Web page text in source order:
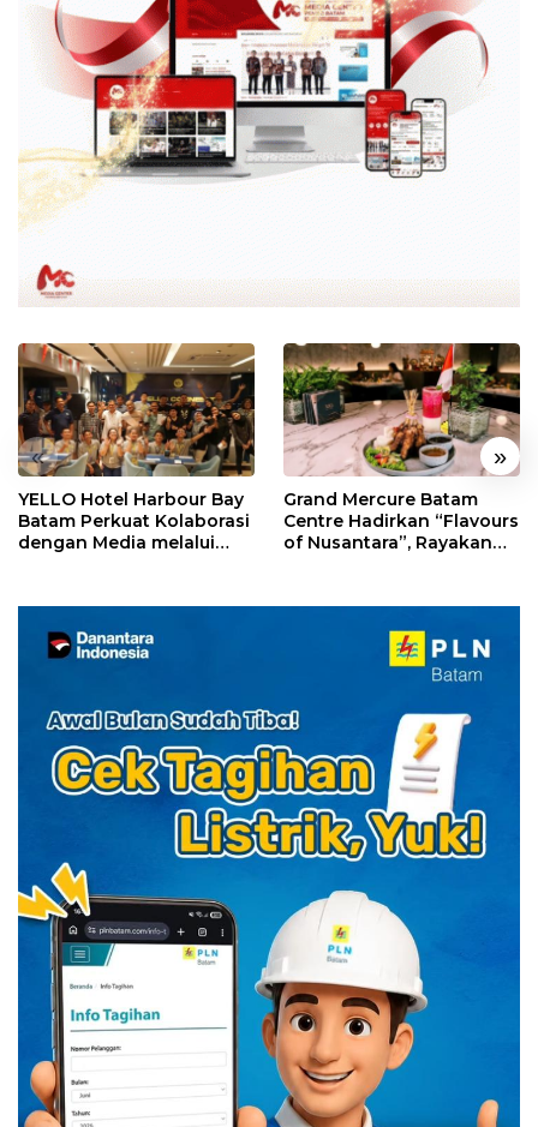
« »
YELLO Hotel Harbour Bay
Batam Perkuat Kolaborasi
dengan Media melalui
Grand Mercure Batam
Centre Hadirkan “Flavours
of Nusantara”, Rayakan